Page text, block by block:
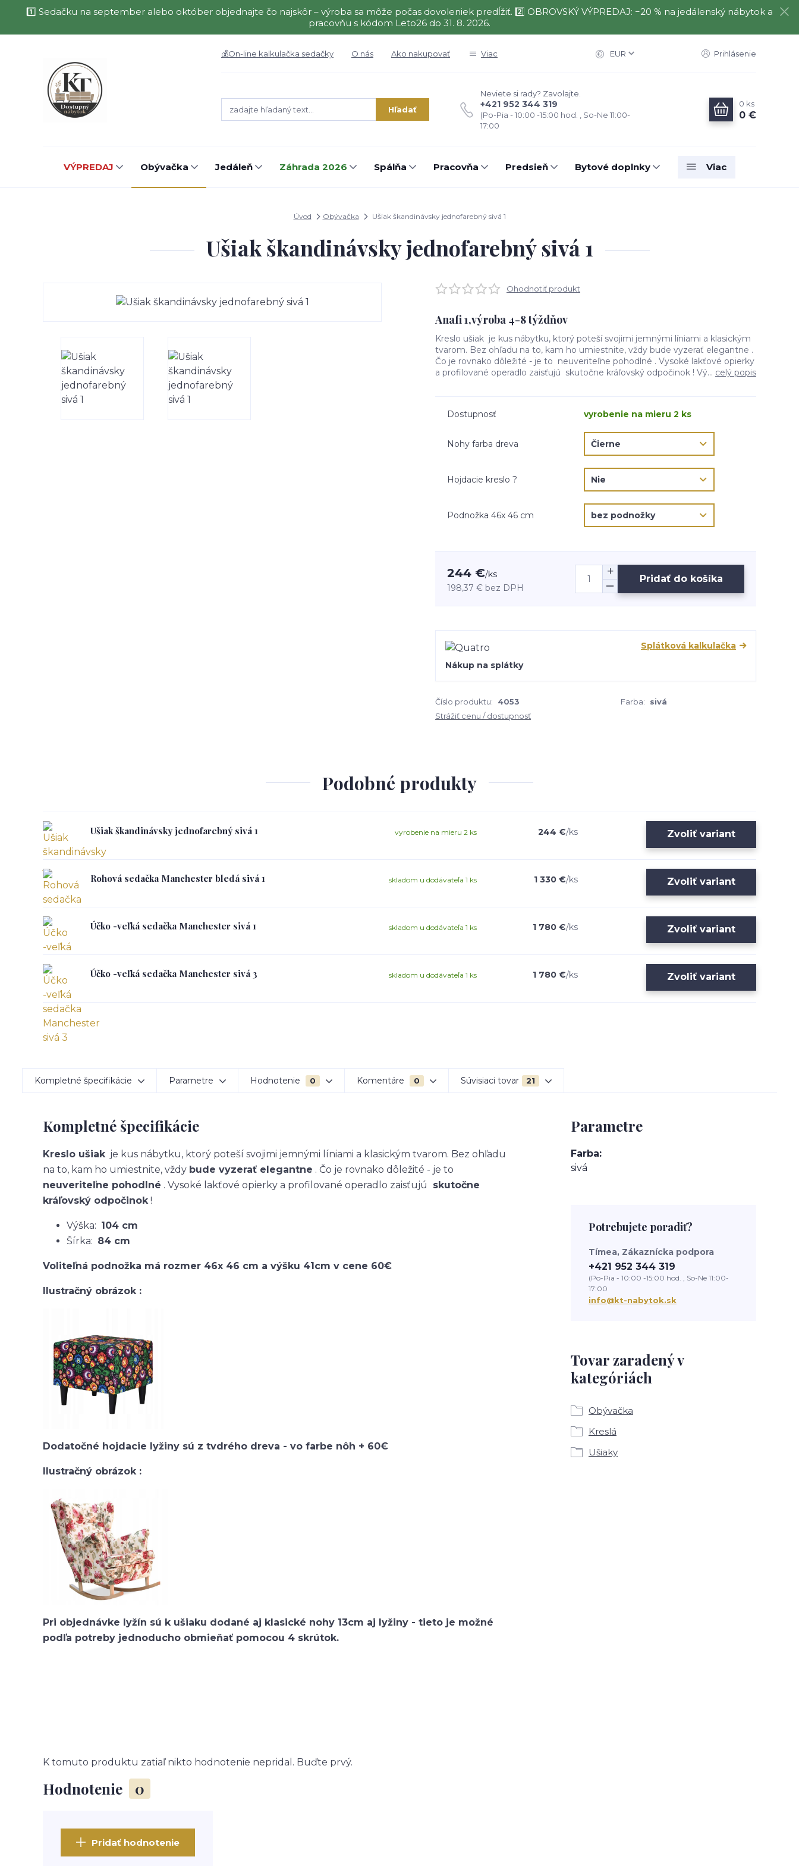
1️⃣ Sedačku na september alebo október objednajte čo najskôr – výroba sa môže počas dovoleniek predĺžiť. 2️⃣ OBROVSKÝ VÝPREDAJ: −20 % na jedálenský nábytok a
pracovňu s kódom Leto26 do 31. 8. 2026.
💰On-line kalkulačka sedačky O nás Ako nakupovať Viac EUR Prihlásenie
Hľadať
Neviete si rady? Zavolajte.
+421 952 344 319
(Po-Pia - 10:00 -15:00 hod. , So-Ne 11:00-
17:00
0 ks
0 €
VÝPREDAJ Obývačka Jedáleň Záhrada 2026 Spálňa Pracovňa Predsieň Bytové doplnky Viac
Úvod Obývačka Ušiak škandinávsky jednofarebný sivá 1
Ušiak škandinávsky jednofarebný sivá 1
Ohodnotiť produkt
Anafi 1,výroba 4-8 týždňov
Kreslo ušiak je kus nábytku, ktorý poteší svojimi jemnými líniami a klasickým
tvarom. Bez ohľadu na to, kam ho umiestnite, vždy bude vyzerať elegantne .
Čo je rovnako dôležité - je to neuveriteľne pohodlné . Vysoké lakťové opierky
a profilované operadlo zaisťujú skutočne kráľovský odpočinok ! Vý... celý popis
Dostupnosť vyrobenie na mieru 2 ks
Nohy farba dreva
Hojdacie kreslo ?
Podnožka 46x 46 cm
244 €/ks
198,37 € bez DPH
Pridať do košíka
Splátková kalkulačka
Nákup na splátky
Číslo produktu: 4053 Farba:
sivá
Strážiť cenu / dostupnosť
Podobné produkty
Ušiak škandinávsky jednofarebný sivá 1 244 €/ks
vyrobenie na mieru 2 ks Zvoliť variant
Rohová sedačka Manchester bledá sivá 1 1 330 €/ks
skladom u dodávateľa 1 ks Zvoliť variant
Účko -veľká sedačka Manchester sivá 1 1 780 €/ks
skladom u dodávateľa 1 ks Zvoliť variant
Účko -veľká sedačka Manchester sivá 3 1 780 €/ks
skladom u dodávateľa 1 ks Zvoliť variant
Kompletné špecifikácie Parametre Hodnotenie 0 Komentáre 0 Súvisiaci tovar 21
Kompletné špecifikácie
Kreslo ušiak je kus nábytku, ktorý poteší svojimi jemnými líniami a klasickým tvarom. Bez ohľadu
na to, kam ho umiestnite, vždy bude vyzerať elegantne . Čo je rovnako dôležité - je to
neuveriteľne pohodlné . Vysoké lakťové opierky a profilované operadlo zaisťujú
skutočne
kráľovský odpočinok !
Výška: 104 cm
Šírka: 84 cm
Voliteľná podnožka má rozmer 46x 46 cm a výšku 41cm v cene 60€
Ilustračný obrázok :
Dodatočné hojdacie lyžiny sú z tvdrého dreva - vo farbe nôh + 60€
Ilustračný obrázok :
Pri objednávke lyžín sú k ušiaku dodané aj klasické nohy 13cm aj lyžiny - tieto je možné
podľa potreby jednoducho obmieňať pomocou 4 skrútok.
Hodnotenie 0
K tomuto produktu zatiaľ nikto hodnotenie nepridal. Buďte prvý.
Pridať hodnotenie
Parametre
Farba
sivá
Tovar zaradený v
kategóriách
Obývačka
Kreslá
Ušiaky
Potrebujete poradiť?
Tímea, Zákaznícka podpora
+421 952 344 319
(Po-Pia - 10:00 -15:00 hod. , So-Ne 11:00-
17:00
info@kt-nabytok.sk